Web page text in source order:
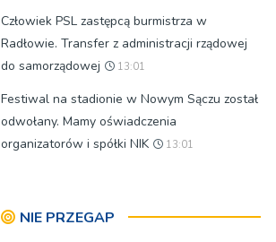
Człowiek PSL zastępcą burmistrza w
Radłowie. Transfer z administracji rządowej
do samorządowej
13:01
Festiwal na stadionie w Nowym Sączu został
odwołany. Mamy oświadczenia
organizatorów i spółki NIK
13:01
NIE PRZEGAP